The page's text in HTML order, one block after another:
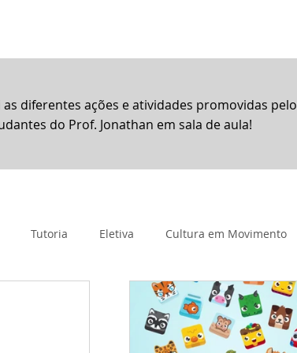
diferentes ações e atividades promovidas
do Prof. Jonathan em sala de aula!
Tutoria Eletiva Cultura em Movimento
Promocional Resoluções